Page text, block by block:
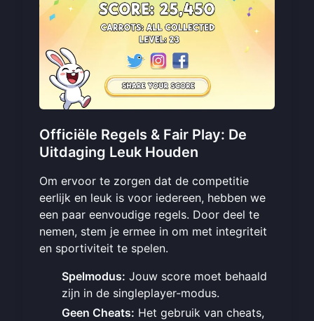
Officiële Regels & Fair Play: De
Uitdaging Leuk Houden
Om ervoor te zorgen dat de competitie
eerlijk en leuk is voor iedereen, hebben we
een paar eenvoudige regels. Door deel te
nemen, stem je ermee in om met integriteit
en sportiviteit te spelen.
Spelmodus: Jouw score moet behaald
zijn in de singleplayer-modus.
Geen Cheats: Het gebruik van cheats,